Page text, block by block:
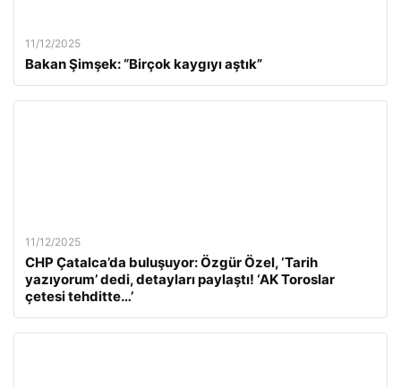
11/12/2025
Bakan Şimşek: “Birçok kaygıyı aştık”
11/12/2025
CHP Çatalca’da buluşuyor: Özgür Özel, ‘Tarih
yazıyorum’ dedi, detayları paylaştı! ‘AK Toroslar
çetesi tehditte…’